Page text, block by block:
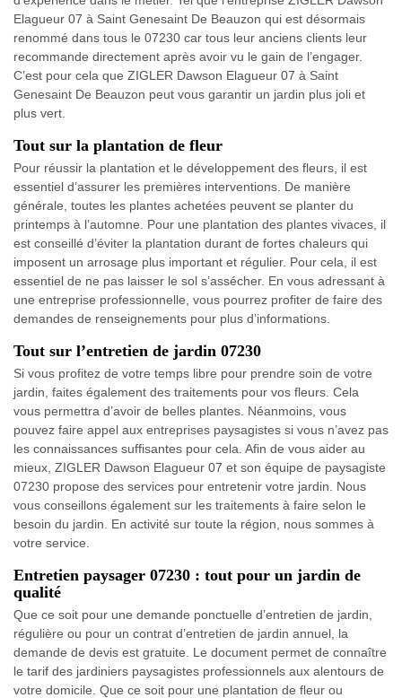
Elagueur 07 à Saint Genesaint De Beauzon qui est désormais
renommé dans tous le 07230 car tous leur anciens clients leur
recommande directement après avoir vu le gain de l’engager.
C’est pour cela que ZIGLER Dawson Elagueur 07 à Saint
Genesaint De Beauzon peut vous garantir un jardin plus joli et
plus vert.
Tout sur la plantation de fleur
Pour réussir la plantation et le développement des fleurs, il est
essentiel d’assurer les premières interventions. De manière
générale, toutes les plantes achetées peuvent se planter du
printemps à l’automne. Pour une plantation des plantes vivaces, il
est conseillé d’éviter la plantation durant de fortes chaleurs qui
imposent un arrosage plus important et régulier. Pour cela, il est
essentiel de ne pas laisser le sol s’assécher. En vous adressant à
une entreprise professionnelle, vous pourrez profiter de faire des
demandes de renseignements pour plus d’informations.
Tout sur l’entretien de jardin 07230
Si vous profitez de votre temps libre pour prendre soin de votre
jardin, faites également des traitements pour vos fleurs. Cela
vous permettra d’avoir de belles plantes. Néanmoins, vous
pouvez faire appel aux entreprises paysagistes si vous n’avez pas
les connaissances suffisantes pour cela. Afin de vous aider au
mieux, ZIGLER Dawson Elagueur 07 et son équipe de paysagiste
07230 propose des services pour entretenir votre jardin. Nous
vous conseillons également sur les traitements à faire selon le
besoin du jardin. En activité sur toute la région, nous sommes à
votre service.
Entretien paysager 07230 : tout pour un jardin de
qualité
Que ce soit pour une demande ponctuelle d’entretien de jardin,
régulière ou pour un contrat d’entretien de jardin annuel, la
demande de devis est gratuite. Le document permet de connaître
le tarif des jardiniers paysagistes professionnels aux alentours de
votre domicile. Que ce soit pour une plantation de fleur ou